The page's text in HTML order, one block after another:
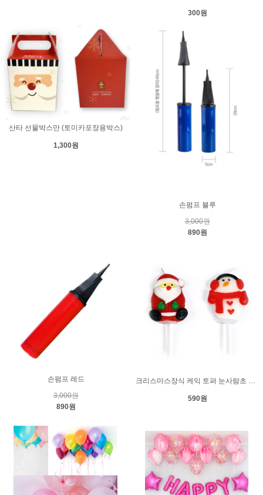
300원
산타 선물박스만 (토미카포장용박스)
1,300원
손펌프 블루
3,000원
890원
손펌프 레드
3,000원
890원
590원